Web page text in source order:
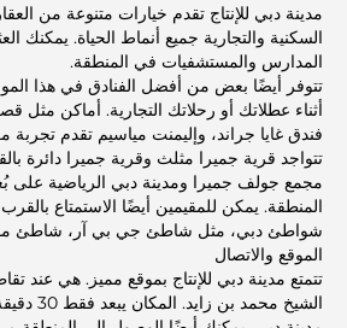
مدينة دبي للإنتاج تقدم خيارات متنوعة من
السكنية والتجارية جميع أنماط الحياة.
المدارس والمستشفيات في المنطقة.
تتوفر أيضًا بعض من أفضل الفنادق في هذا
أثناء عطلاتك أو رحلاتك التجارية. أماكن مثل
فندق غايا جراند، وإليمنت مياسيم تقدم تجربة
تتواجد قرية جميرا مثلث وقرية جميرا دائرة
مجمع جولف جميرا ومدينة دبي الرياضية على
المنطقة. يمكن للمقيمين أيضًا الاستمتاع
شواطئ دبي، مثل شاطئ جي بي آر، شاطئ
الموقع والاتصال
تتمتع مدينة دبي للإنتاج بموقع مميز. هي عند
الشيخ